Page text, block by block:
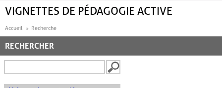
VIGNETTES DE PÉDAGOGIE ACTIVE
Accueil Recherche
RECHERCHER